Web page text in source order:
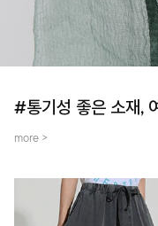
#통기성 좋은 소재,
more >